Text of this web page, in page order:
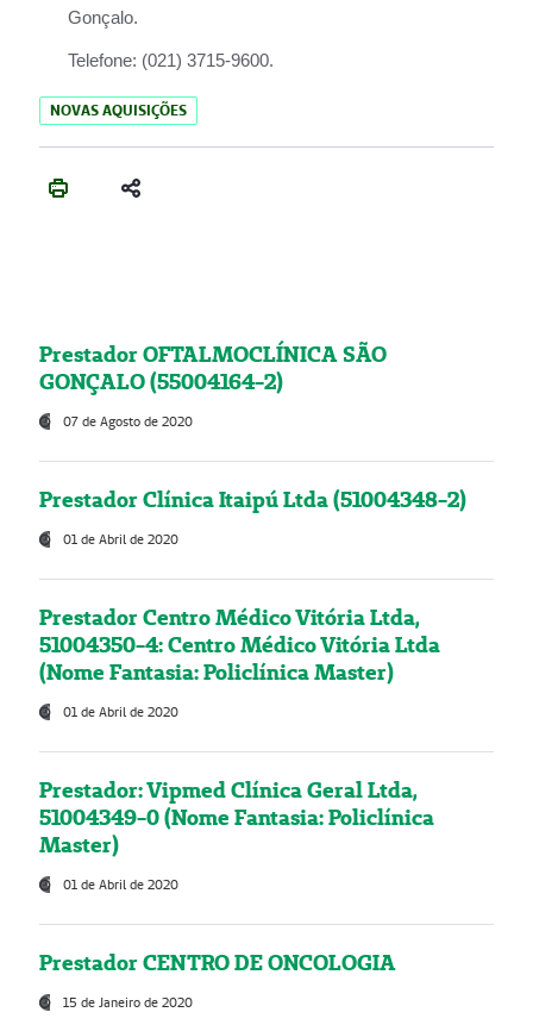
Gonçalo.
Telefone: (021) 3715-9600.
NOVAS AQUISIÇÕES
Prestador OFTALMOCLÍNICA SÃO
GONÇALO (55004164-2)
07 de Agosto de 2020
Prestador Clínica Itaipú Ltda (51004348-2)
01 de Abril de 2020
Prestador Centro Médico Vitória Ltda,
51004350-4: Centro Médico Vitória Ltda
(Nome Fantasia: Policlínica Master)
01 de Abril de 2020
Prestador: Vipmed Clínica Geral Ltda,
51004349-0 (Nome Fantasia: Policlínica
Master)
01 de Abril de 2020
Prestador CENTRO DE ONCOLOGIA
15 de Janeiro de 2020